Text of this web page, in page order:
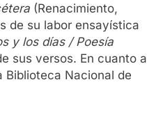
(Renacimiento,
de su labor ensayística
y los días / Poesía
sus versos. En cuanto a
Biblioteca Nacional de